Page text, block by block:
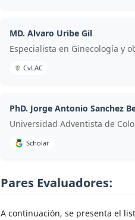
MD. Alvaro Uribe Gil
Especialista en Ginecología y
CvLAC
PhD. Jorge Antonio Sanchez
Universidad Adventista de
Scholar
Pares Evaluadores:
A continuación, se presenta el